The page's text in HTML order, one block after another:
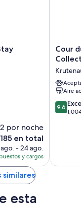
por noche
en total
- 24 ago.
y cargos
Cour
du
Hotel
-
Cour
Aire
9.6
de
9.6
similares
esta